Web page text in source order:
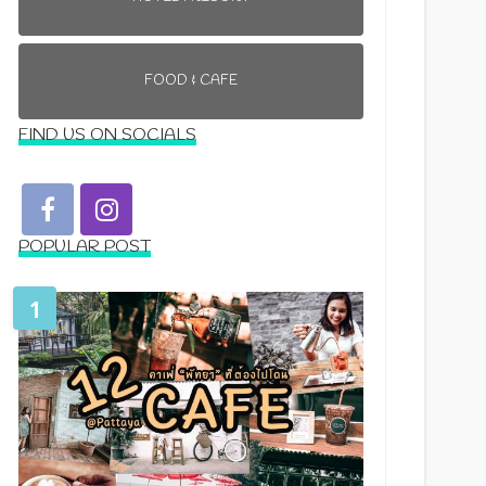
FOOD & CAFE
FIND US ON SOCIALS
POPULAR POST
1